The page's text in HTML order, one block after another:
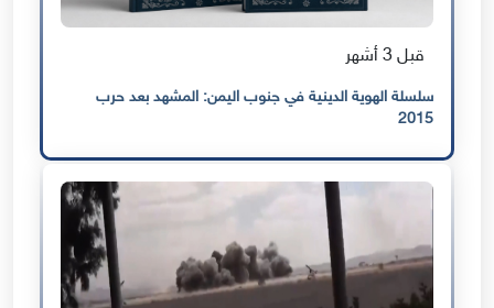
قبل 3 أشهر
سلسلة الهوية الدينية في جنوب اليمن: المشهد بعد حرب
2015